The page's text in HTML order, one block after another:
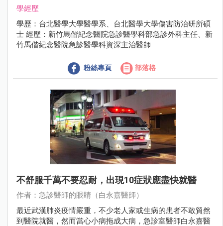
學經歷
學歷：台北醫學大學醫學系、台北醫學大學傷害防治研所碩
士 經歷：新竹馬偕紀念醫院急診醫學科部急診外科主任、新
竹馬偕紀念醫院急診醫學科資深主治醫師
粉絲專頁 部落格
不舒服千萬不要忍耐，出現10症狀應盡快就醫
作者：急診醫師的眼睛（白永嘉醫師）
最近武漢肺炎疫情嚴重，不少老人家或生病的患者不敢貿然
到醫院就醫，然而當心小病拖成大病，急診室醫師白永嘉醫